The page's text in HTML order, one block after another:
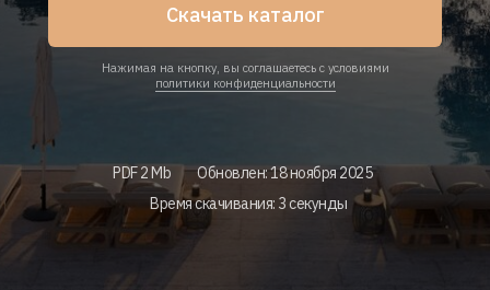
Время скачивания: 3 секунды
Нажимая на кнопку, вы соглашаетесь с условиями
политики конфиденциальности
Обновлен: 18 ноября 2025
PDF 2 Mb
Скачать каталог